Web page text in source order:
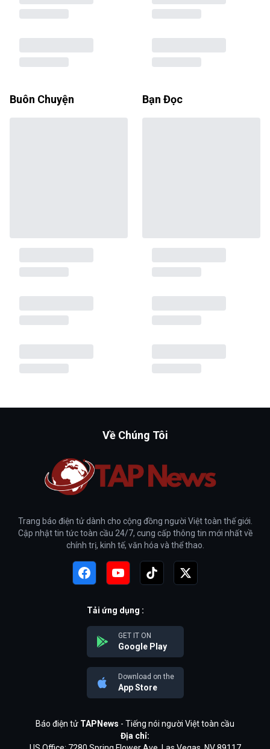
Buôn Chuyện Bạn Đọc
Về Chúng Tôi
Trang báo điện tử dành cho cộng đồng người Việt toàn thế giới.
Cập nhật tin tức toàn cầu 24/7, cung cấp thông tin mới nhất về
chính trị, kinh tế, văn hóa và thể thao.
Tải ứng dụng :
GET IT ON
Google Play
Download on the
App Store
Báo điện tử TAPNews - Tiếng nói người Việt toàn cầu
Địa chỉ: